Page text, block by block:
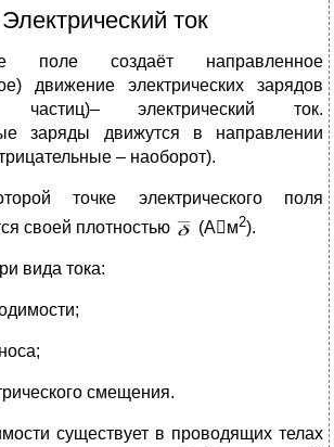
Электрический ток
поле создаёт направленное
движение электрических зарядов
частиц)– электрический ток.
заряды движутся в направлении
– наоборот).
точке электрического поля
своей плотностью
(Ам2).
вида тока:
смещения.
существует в проводящих телах